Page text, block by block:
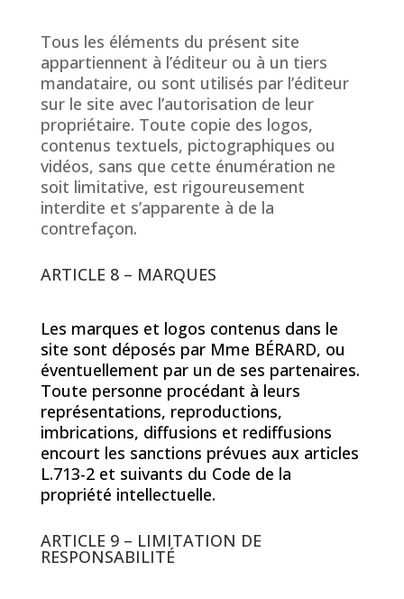
Tous les éléments du présent site
appartiennent à l’éditeur ou à un tiers
mandataire, ou sont utilisés par l’éditeur
sur le site avec l’autorisation de leur
propriétaire. Toute copie des logos,
contenus textuels, pictographiques ou
vidéos, sans que cette énumération ne
soit limitative, est rigoureusement
interdite et s’apparente à de la
contrefaçon.
ARTICLE 8 – MARQUES
Les marques et logos contenus dans le
site sont déposés par Mme BÉRARD, ou
éventuellement par un de ses partenaires.
Toute personne procédant à leurs
représentations, reproductions,
imbrications, diffusions et rediffusions
encourt les sanctions prévues aux articles
L.713-2 et suivants du Code de la
propriété intellectuelle.
ARTICLE 9 – LIMITATION DE
RESPONSABILITÉ